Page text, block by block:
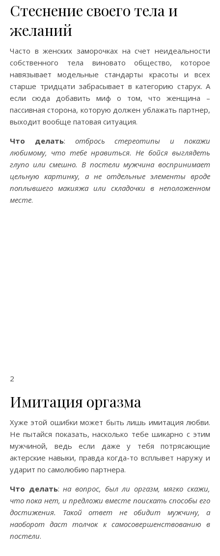
Стеснение своего тела и
желаний
Часто в женских заморочках на счет неидеальности
собственного тела виновато общество, которое
навязывает модельные стандарты красоты и всех
старше тридцати забрасывает в категорию старух. А
если сюда добавить миф о том, что женщина –
пассивная сторона, которую должен ублажать партнер,
выходит вообще патовая ситуация.
Что делать: отбрось стереотипы и покажи
любимому, что тебе нравиться. Не бойся выглядеть
глупо или смешно. В постели мужчина воспринимает
цельную картинку, а не отдельные элементы вроде
поплывшего макияжа или складочки в неположенном
месте.
2
Имитация оргазма
Хуже этой ошибки может быть лишь имитация любви.
Не пытайся показать, насколько тебе шикарно с этим
мужчиной, ведь если даже у тебя потрясающие
актерские навыки, правда когда-то всплывет наружу и
ударит по самолюбию партнера.
Что делать:на вопрос, был ли оргазм, мягко скажи,
что пока нет, и предложи вместе поискать способы его
достижения. Такой ответ не обидит мужчину, а
наоборот даст толчок к самосовершенствованию в
постели.